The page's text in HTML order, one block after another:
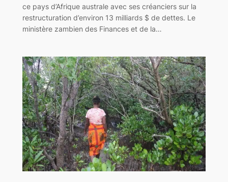
ce pays d’Afrique australe avec ses créanciers sur la
restructuration d’environ 13 milliards $ de dettes. Le
ministère zambien des Finances et de la…